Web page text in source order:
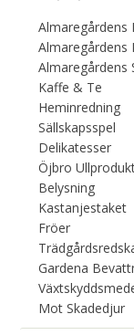
Almaregårdens
Almaregårdens
Almaregårdens
Kaffe & Te
Heminredning
Sällskapsspel
Delikatesser
Öjbro
Belysning
Kastanjestaket
Fröer
Gardena
Mot Skadedjur